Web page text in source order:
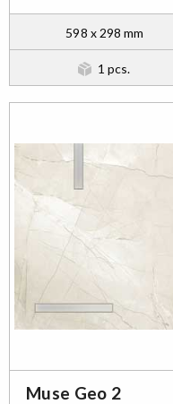
598 x 298 mm
1 pcs.
Muse Geo 2